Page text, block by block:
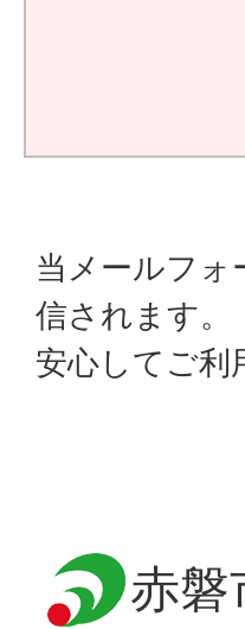
当メールフォ
信されます。
安心してご利
赤磐